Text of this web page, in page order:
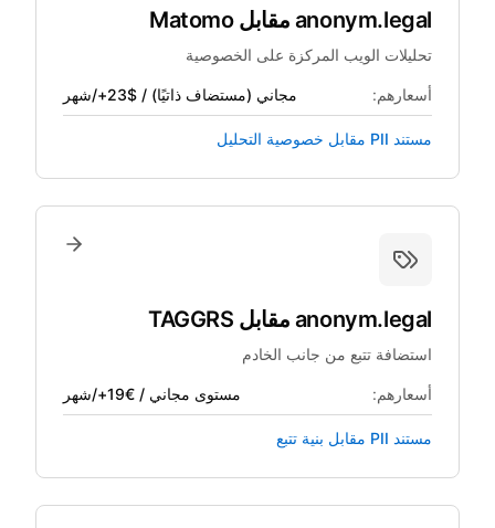
anonym.legal مقابل Matomo
تحليلات الويب المركزة على الخصوصية
أسعارهم: مجاني (مستضاف ذاتيًا) / $23+/شهر
مستند PII مقابل خصوصية التحليل
anonym.legal مقابل TAGGRS
استضافة تتبع من جانب الخادم
أسعارهم: مستوى مجاني / €19+/شهر
مستند PII مقابل بنية تتبع